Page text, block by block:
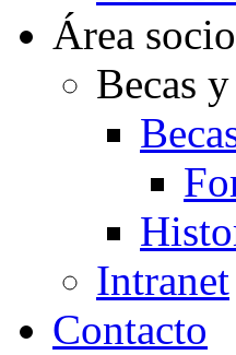
Área
Becas
Intranet
Contacto